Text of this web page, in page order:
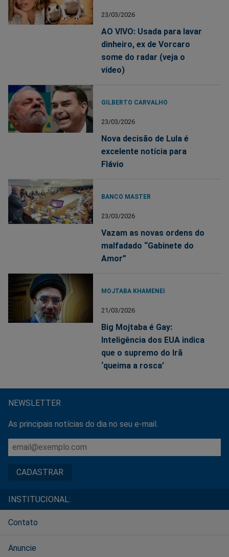
23/03/2026
AO VIVO: Usada para lavar
dinheiro, ex de Vorcaro
some do radar (veja o
vídeo)
GILBERTO CARVALHO
23/03/2026
Nova decisão de Lula é
excelente notícia para
Flávio
BANCO MASTER
23/03/2026
Vazam as novas ordens do
malfadado “Gabinete do
Amor”
MOJTABA KHAMENEI
21/03/2026
Big Mojtaba é Gay:
Inteligência dos EUA indica
que o supremo do Irã
‘queima a rosca’
NEWSLETTER
As principais notícias do dia no seu e-mail.
INSTITUCIONAL:
Contato
Anuncie